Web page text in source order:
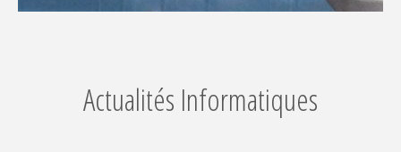
Actualités Informatiques